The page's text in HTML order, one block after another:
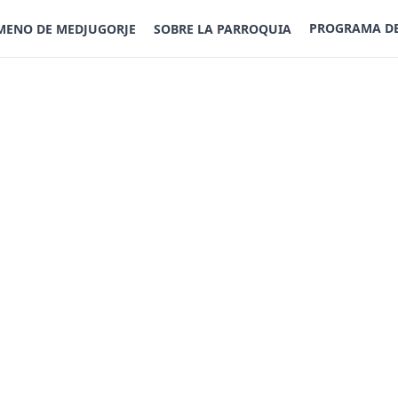
DE MEDJUGORJE SOBRE LA PARROQUIA PROGRAMA